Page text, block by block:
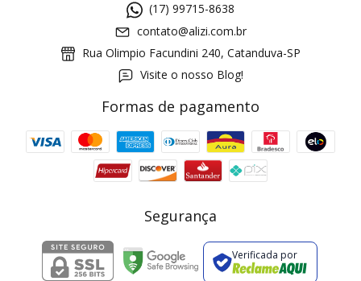
(17) 99715-8638
contato@alizi.com.br
Rua Olimpio Facundini 240, Catanduva-SP
Visite o nosso Blog!
Formas de pagamento
Segurança
Verificada por
Cupom 1a compra: GANHE5
2 pecas 7% OFF